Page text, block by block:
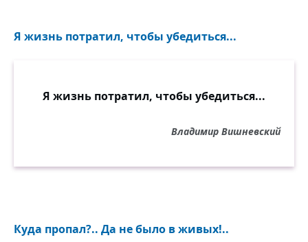
Я жизнь потратил, чтобы убедиться...
Я жизнь потратил, чтобы убедиться...
Владимир Вишневский
Куда пропал?.. Да не было в живых!..